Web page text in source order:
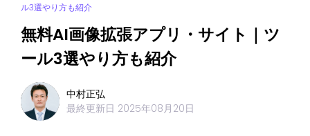
ル3選やり方も紹介
無料AI画像拡張アプリ・サイト｜ツ
ール3選やり方も紹介
中村正弘
最終更新日 2025年08月20日